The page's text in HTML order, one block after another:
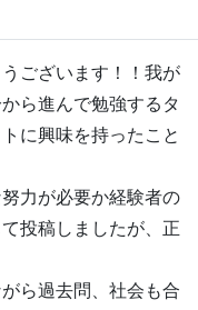
ございます！！我が
ら進んで勉強するタ
に興味を持ったこと
力が必要か経験者の
投稿しましたが、正
ら過去問、社会も合